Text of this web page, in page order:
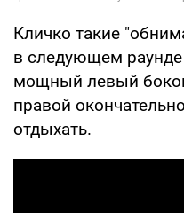
Кличко такие
в следующем раунде
мощный левый
правой
отдыхать.